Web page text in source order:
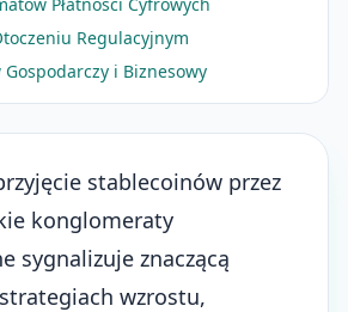
Regulacyjnym
Gospodarczy i Biznesowy
stablecoinów przez
konglomeraty
sygnalizuje znaczącą
wzrostu,